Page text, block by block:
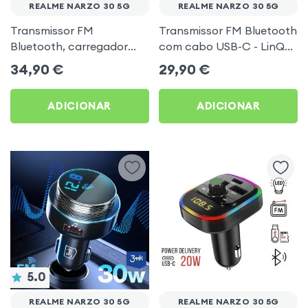
REALME NARZO 30 5G
Transmissor FM
Bluetooth, carregador
isqueiro USB / USB-C, Kit
mãos livres Multifunção -
4smarts
34,90 €
ADICIONAR
REALME NARZO 30 5G
Transmissor FM Bluetooth
com cabo USB-C - LinQ
para Realme Narzo 30 5G
29,90 €
ADICIONAR
5.0
REALME NARZO 30 5G REALME NARZO 30 5G